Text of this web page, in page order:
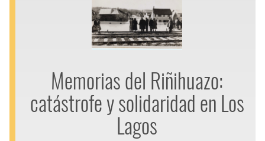
Memorias del Riñihuazo:
catástrofe y solidaridad en Los
Lagos